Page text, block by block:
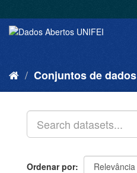
Conjuntos de dados
Ordenar por